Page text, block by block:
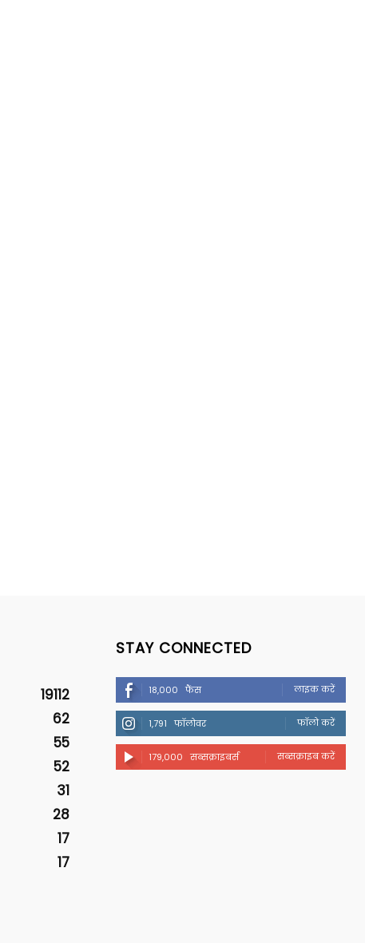
19112
62
55
52
31
28
17
17
STAY CONNECTED
18,000 फैंस लाइक करें
1,791 फॉलोवर फॉलो करें
179,000 सब्सक्राइबर्स सब्सक्राइब करें